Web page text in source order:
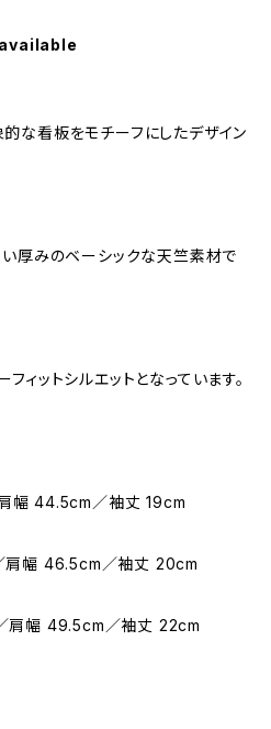
な看板をモチーフにしたデザイン
厚みのベーシックな天竺素材で
ィットシルエットとなっています。
幅 44.5cm／袖丈 19cm
幅 46.5cm／袖丈 20cm
肩幅 49.5cm／袖丈 22cm